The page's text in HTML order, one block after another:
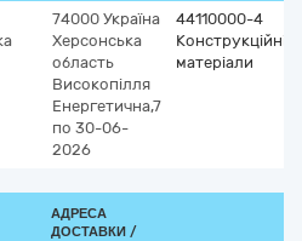
74000 Україна
Херсонська
область
Високопілля
Енергетична,7
по 30-06-
2026
44110000-4
Конструкційні
матеріали
АДРЕСА
ДОСТАВКИ /